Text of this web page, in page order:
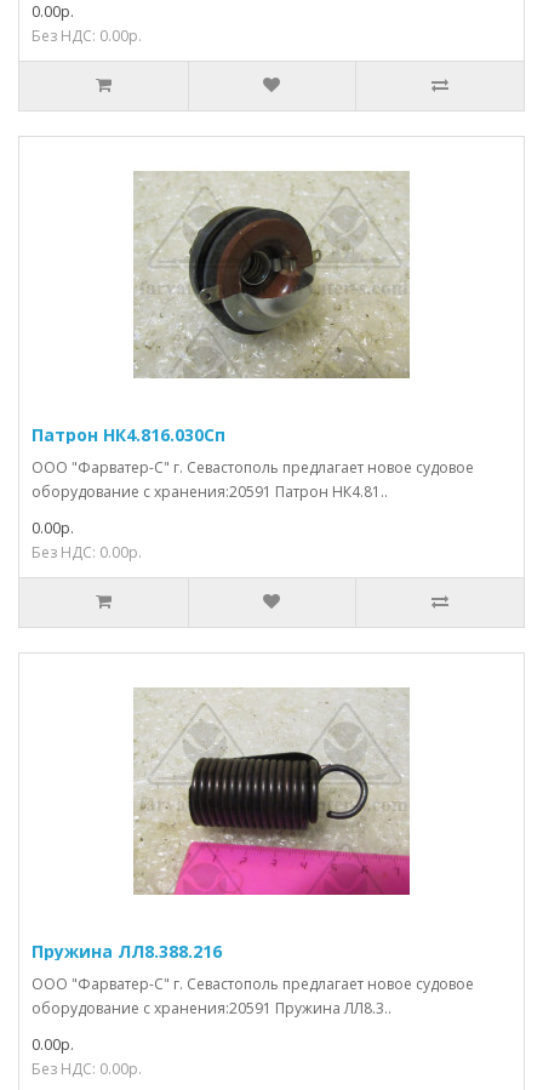
0.00р.
Без НДС: 0.00р.
Патрон НК4.816.030Сп
ООО "Фарватер-С" г. Севастополь предлагает новое судовое
оборудование с хранения:20591 Патрон НК4.81..
0.00р.
Без НДС: 0.00р.
Пружина ЛЛ8.388.216
ООО "Фарватер-С" г. Севастополь предлагает новое судовое
оборудование с хранения:20591 Пружина ЛЛ8.3..
0.00р.
Без НДС: 0.00р.